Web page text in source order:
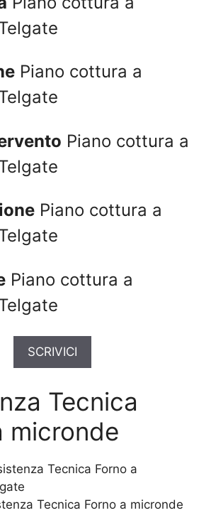
Piano cottura a
Piano cottura a
Piano cottura a
Piano cottura a
SCRIVICI
Tecnica
micronde
Tecnica Forno a micronde